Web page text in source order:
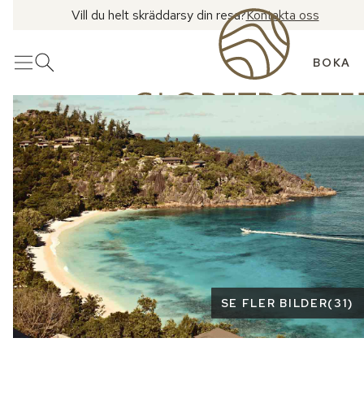
Vill du helt skräddarsy din resa?Kontakta oss
MenyÖppna sök BOKA
Se fler bilder
SE FLER BILDER( 31)